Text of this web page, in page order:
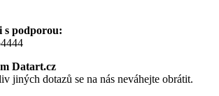
podporou:
Datart.cz
jiných dotazů se na nás neváhejte obrátit.